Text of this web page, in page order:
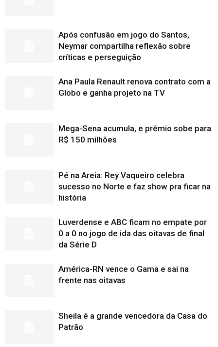
Após confusão em jogo do Santos,
Neymar compartilha reflexão sobre
críticas e perseguição
Ana Paula Renault renova contrato com a
Globo e ganha projeto na TV
Mega-Sena acumula, e prêmio sobe para
R$ 150 milhões
Pé na Areia: Rey Vaqueiro celebra
sucesso no Norte e faz show pra ficar na
história
Luverdense e ABC ficam no empate por
0 a 0 no jogo de ida das oitavas de final
da Série D
América-RN vence o Gama e sai na
frente nas oitavas
Sheila é a grande vencedora da Casa do
Patrão